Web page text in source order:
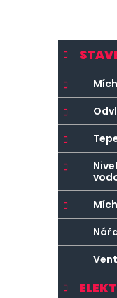
P
o
s
t
r
a
n
n
í
p
n
e
Přeskočit
kategorie
K
a
e
g
o
i
e